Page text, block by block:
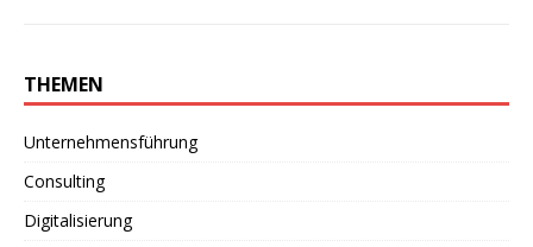
THEMEN
Unternehmensführung
Consulting
Digitalisierung